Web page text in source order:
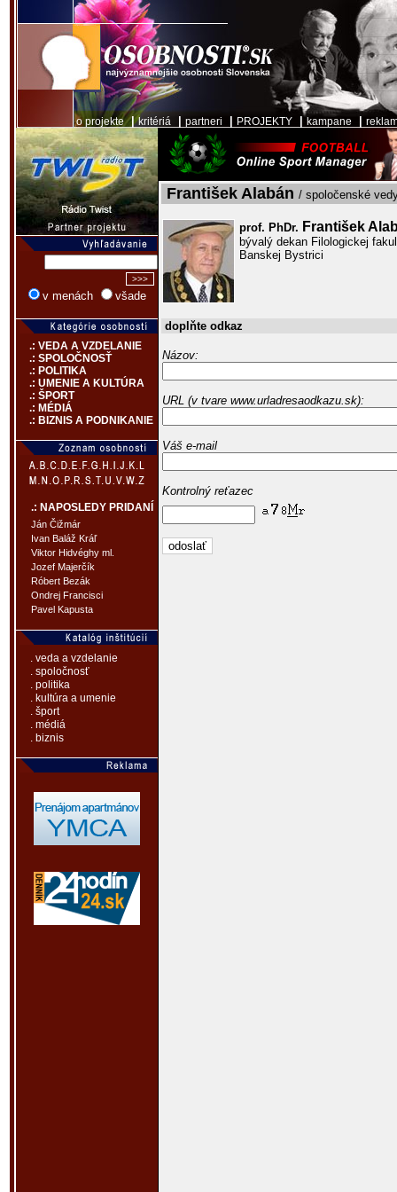
o projekte|kritériá partneri PROJEKTY kampane
v menách všade
.: VEDA A VZDELANIE
.: SPOLOČNOSŤ
.: POLITIKA
.: UMENIE A KULTÚRA
.: ŠPORT
.: MÉDIÁ
.: BIZNIS A PODNIKANIE
.: NAPOSLEDY PRIDANÍ
Ján Čižmár
Ivan Baláž Kráľ
Viktor Hidvéghy ml.
Jozef Majerčík
Róbert Bezák
Ondrej Francisci
Pavel Kapusta
. veda a vzdelanie
. spoločnosť
. politika
. kultúra a umenie
. šport
. médiá
. biznis
František Alabán / spoločenské
prof. PhDr. František
bývalý dekan Filologickej
Banskej Bystrici
doplňte odkaz
Názov:
URL (v tvare www.urladresaodkazu.sk):
Váš e-mail
Kontrolný reťazec